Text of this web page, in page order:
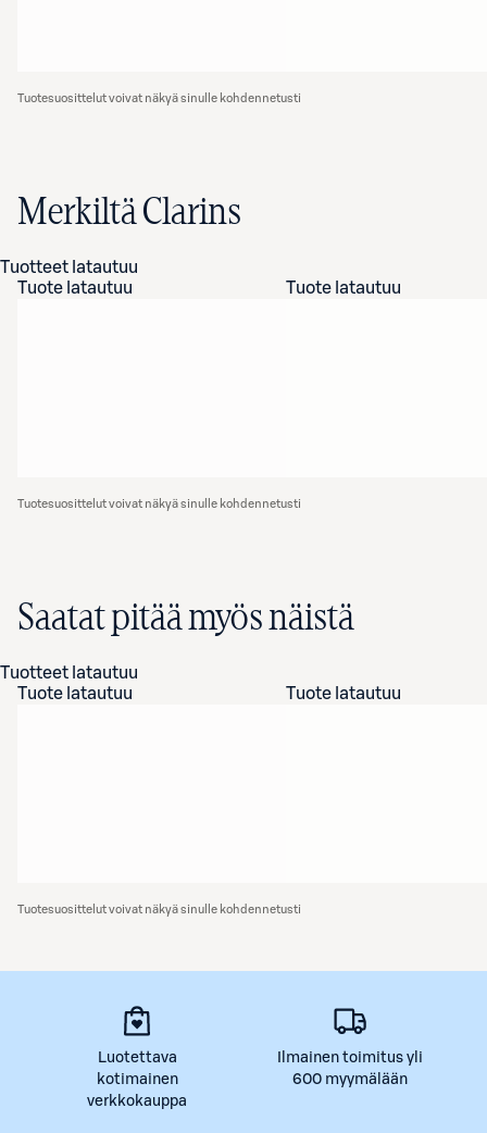
Tuotesuosittelut voivat näkyä sinulle kohdennetusti
Merkiltä Clarins
Tuotteet latautuu
Tuote latautuu
Tuote latautuu
Tuotesuosittelut voivat näkyä sinulle kohdennetusti
Saatat pitää myös näistä
Tuotteet latautuu
Tuote latautuu
Tuote latautuu
Tuotesuosittelut voivat näkyä sinulle kohdennetusti
Luotettava
kotimainen
verkkokauppa
Ilmainen toimitus yli
600 myymälään